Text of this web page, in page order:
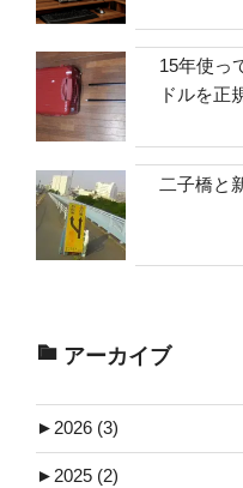
15年使っ
ドルを正
二子橋と
アーカイブ
► 2026 (3)
► 2025 (2)